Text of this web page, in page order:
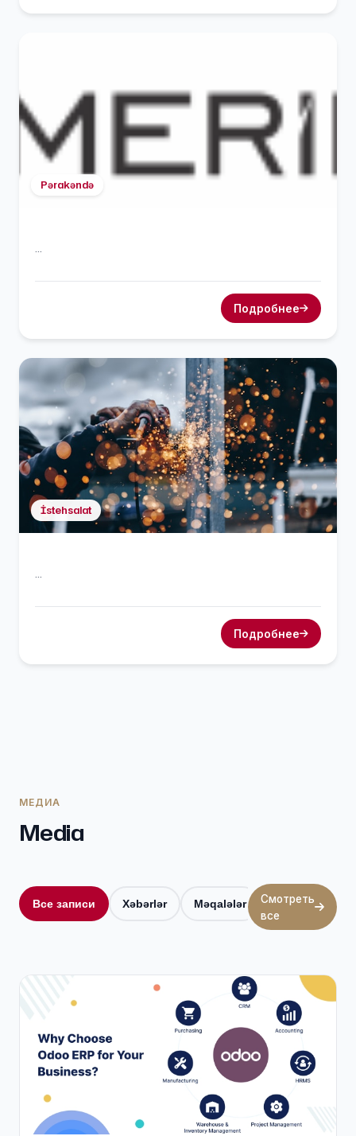
Pərakəndə
...
Подробнее
İstehsalat
...
Подробнее
МЕДИА
Media
Все записи Xəbərlər Məqalələr Video İcmallar
Смотреть
все